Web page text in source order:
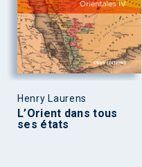
Henry Laurens
L’Orient dans tous
ses états